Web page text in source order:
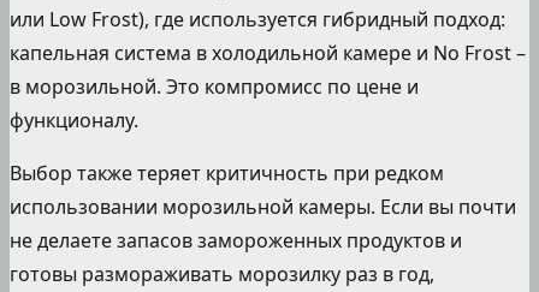
или Low Frost), где используется гибридный подход:
капельная система в холодильной камере и No Frost –
в морозильной. Это компромисс по цене и
функционалу.
Выбор также теряет критичность при редком
использовании морозильной камеры. Если вы почти
не делаете запасов замороженных продуктов и
готовы размораживать морозилку раз в год,